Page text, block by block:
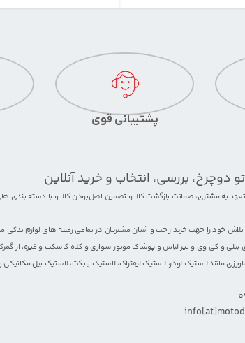
پشتیبانی قوی
دوچرخ، بررسی، انتخاب و خرید آنلاین
به مشتری، ضمانت بازگشت کالا و تضمین اصل‌بودن کالا و با دسته
تلاش خود را جهت خرید راحت و آسان مشتریان در تمامی زمینه هایلوازم یدکی
بنلی و کی وی و نیزلباس و پوشاک موتور سواری و کلاه کاسکت و غیره، از
مانندلاستیک لودر،لاستیک لیفتراک،لاستیک بابکت،لاستیک بیل مکانیکی